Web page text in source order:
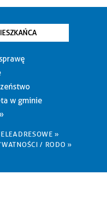
w gminie
»
/ RODO »